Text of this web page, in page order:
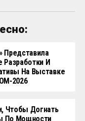
Представила
Разработки И
На Выставке
2026
Чтобы Догнать
По Мощности